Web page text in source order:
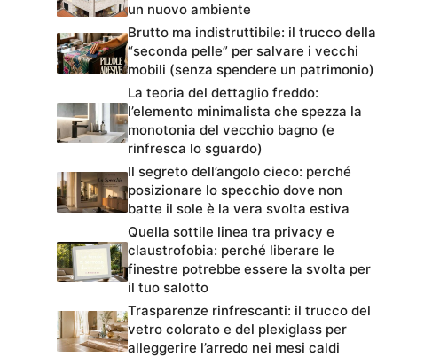
un nuovo ambiente
Brutto ma indistruttibile: il trucco della
“seconda pelle” per salvare i vecchi
mobili (senza spendere un patrimonio)
La teoria del dettaglio freddo:
l’elemento minimalista che spezza la
monotonia del vecchio bagno (e
rinfresca lo sguardo)
Il segreto dell’angolo cieco: perché
posizionare lo specchio dove non
batte il sole è la vera svolta estiva
Quella sottile linea tra privacy e
claustrofobia: perché liberare le
finestre potrebbe essere la svolta per
il tuo salotto
Trasparenze rinfrescanti: il trucco del
vetro colorato e del plexiglass per
alleggerire l’arredo nei mesi caldi